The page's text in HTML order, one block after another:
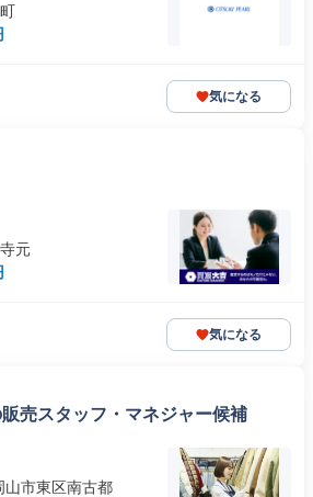
気になる
元
気になる
売スタッフ・マネジャー候補
市東区南古都